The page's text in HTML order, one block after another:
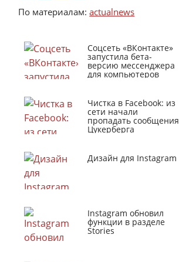
По материалам:actualnews
Соцсеть «ВКонтакте»
запустила бета-
версию мессенджера
для компьютеров
Чистка в Facebook: из
сети начали
пропадать сообщения
Цукерберга
Дизайн для Instagram
Instagram обновил
функции в разделе
Stories